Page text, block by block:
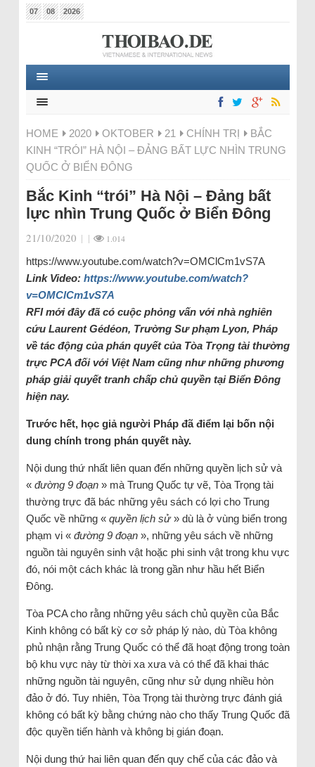
07 08 2026
HOME 2020 OKTOBER 21 CHÍNH TRỊ
BẮC
KINH “TRÓI” HÀ NỘI – ĐẢNG BẤT LỰC NHÌN TRUNG
QUỐC Ở BIỂN ĐÔNG
Bắc Kinh “trói” Hà Nội – Đảng bất
lực nhìn Trung Quốc ở Biển Đông
21/10/2020 | | 1.014
https://www.youtube.com/watch?v=OMClCm1vS7A
Link Video: https://www.youtube.com/watch?
v=OMClCm1vS7A
RFI mới đây đã có cuộc phỏng vấn với nhà nghiên
cứu Laurent Gédéon, Trường Sư phạm Lyon, Pháp
về tác động của phán quyết của Tòa Trọng tài thường
trực PCA đối với Việt Nam cũng như những phương
pháp giải quyết tranh chấp chủ quyền tại Biển Đông
hiện nay.
Trước hết, học giả người Pháp đã điểm lại bốn nội
dung chính trong phán quyết này.
Nội dung thứ nhất liên quan đến những quyền lịch sử và
« đường 9 đoạn» mà Trung Quốc tự vẽ, Tòa Trọng tài
thường trực đã bác những yêu sách có lợi cho Trung
Quốc về những « quyền lịch sử» dù là ở vùng biển trong
phạm vi « đường 9 đoạn», những yêu sách về những
nguồn tài nguyên sinh vật hoặc phi sinh vật trong khu vực
đó, nói một cách khác là trong gần như hầu hết Biển
Đông.
Tòa PCA cho rằng những yêu sách chủ quyền của Bắc
Kinh không có bất kỳ cơ sở pháp lý nào, dù Tòa không
phủ nhận rằng Trung Quốc có thể đã hoạt động trong toàn
bộ khu vực này từ thời xa xưa và có thể đã khai thác
những nguồn tài nguyên, cũng như sử dụng nhiều hòn
đảo ở đó. Tuy nhiên, Tòa Trọng tài thường trực đánh giá
không có bất kỳ bằng chứng nào cho thấy Trung Quốc đã
độc quyền tiến hành và không bị gián đoạn.
Nội dung thứ hai liên quan đến quy chế của các đảo và